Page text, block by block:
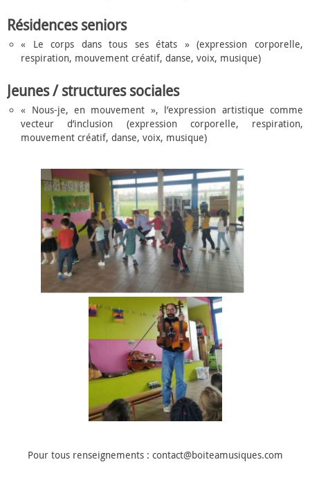
Résidences seniors
« Le corps dans tous ses états » (expression corporelle,
respiration, mouvement créatif, danse, voix, musique)
Jeunes / structures sociales
« Nous-je, en mouvement », l’expression artistique comme
vecteur d’inclusion (expression corporelle, respiration,
mouvement créatif, danse, voix, musique)
Pour tous renseignements : contact@boiteamusiques.com